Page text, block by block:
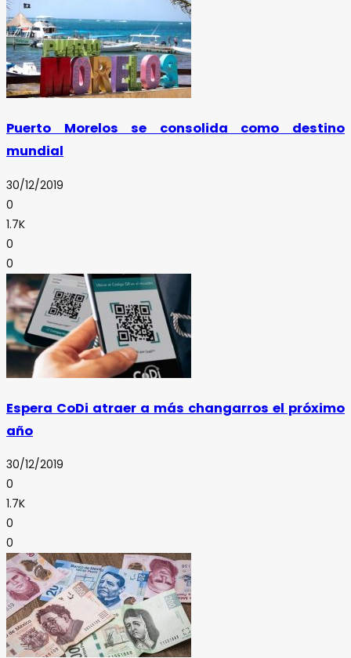
Puerto Morelos se consolida como destino
mundial
30/12/2019
0
1.7K
0
0
Espera CoDi atraer a más changarros el próximo
año
30/12/2019
0
1.7K
0
0